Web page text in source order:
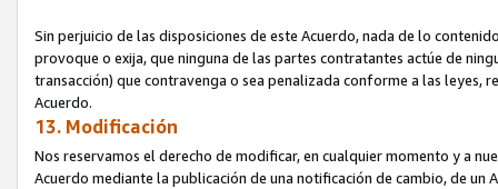
Sin perjuicio de las disposiciones de este Acuerdo, nada de lo
provoque o exija, que ninguna de las partes contratantes actúe de
transacción) que contravenga o sea penalizada conforme a las leyes,
Acuerdo.
13. Modificación
Nos reservamos el derecho de modificar, en cualquier momento y a
Acuerdo mediante la publicación de una notificación de cambio, de